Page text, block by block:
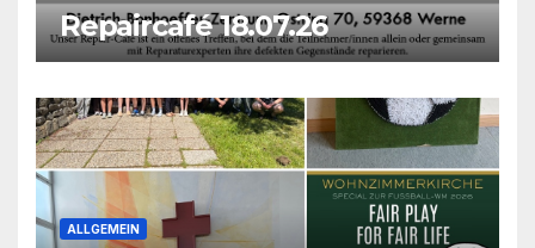
Repaircafé 18.07.26
ALLGEMEIN